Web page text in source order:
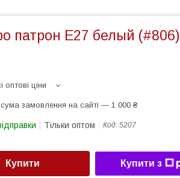
патрон E27 белый (#806)
оптові ціни
замовлення на сайті — 1 000 ₴
Тільки оптом Код: 5207
Купити Купити з